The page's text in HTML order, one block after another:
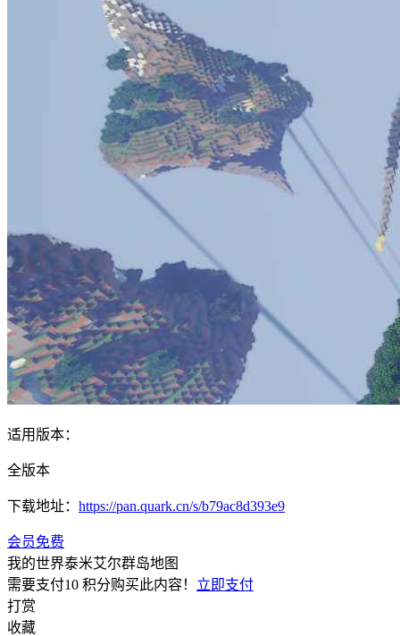
适用版本：
全版本
下载地址： https://pan.quark.cn/s/b79ac8d393e9
会员免费
我的世界泰米艾尔群岛地图
需要支付10 积分购买此内容！ 立即支付
打赏
收藏